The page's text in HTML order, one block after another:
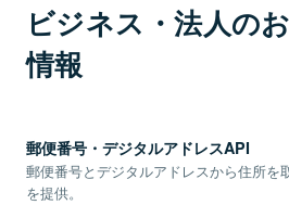
ビジネス・法人の
情報
郵便番号・デジタルアドレスAPI
郵便番号とデジタルアドレスから住所を
を提供。